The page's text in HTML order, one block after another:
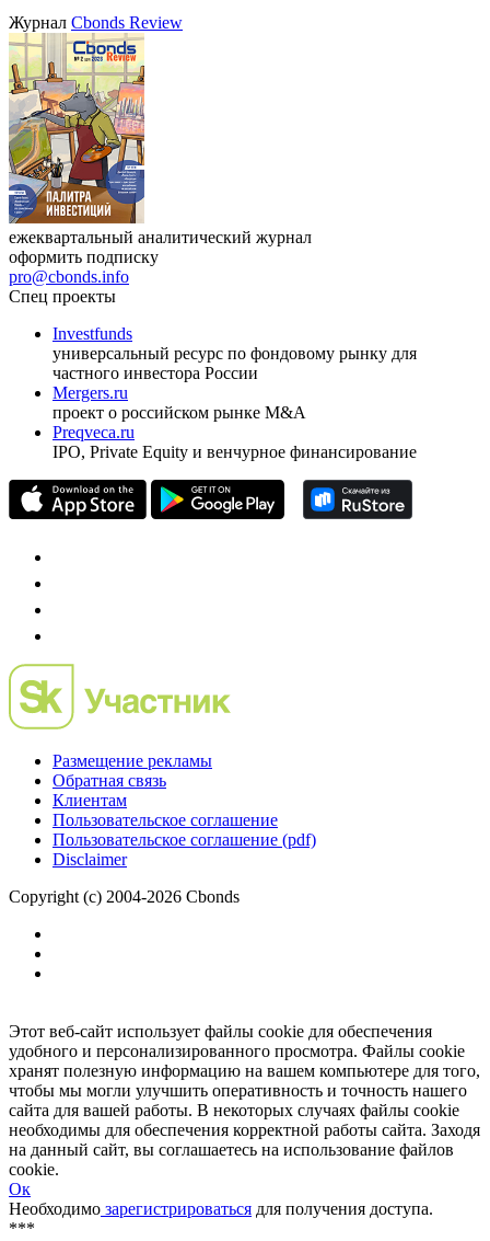
VIII международная конференция «Рынок капитала
Республики Узбекистан»
17.09.2026, Ташкент
ЖурналCbonds Review
ежеквартальный аналитический журнал
оформить подписку
pro@cbonds.info
Спец проекты
Investfunds
универсальный ресурс по фондовому рынку для
частного инвестора России
проект о российском рынке M&A
Preqveca.ru
Размещение рекламы
Обратная связь
Пользовательское соглашение
Copyright (c) 2004-2026 Cbonds
Этот веб-сайт использует файлы cookie для обеспечения
удобного и персонализированного просмотра. Файлы cookie
хранят полезную информацию на вашем компьютере для того,
чтобы мы могли улучшить оперативность и точность нашего
сайта для вашей работы. В некоторых случаях файлы cookie
необходимы для обеспечения корректной работы сайта. Заходя
на данный сайт, вы соглашаетесь на использование файлов